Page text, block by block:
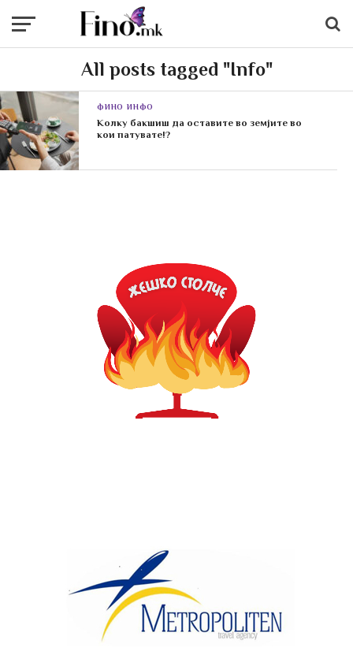
All posts tagged "Info"
ФИНО ИНФО
Колку бакшиш да оставите во земјите во
кои патувате!?